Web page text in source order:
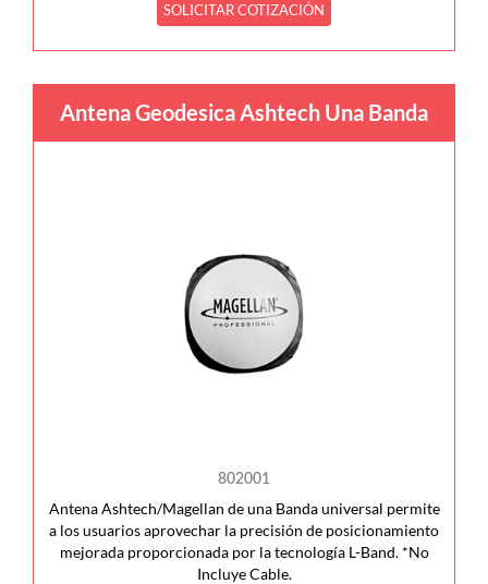
SOLICITAR COTIZACIÓN
Antena Geodesica Ashtech Una Banda
802001
Antena Ashtech/Magellan de una Banda universal permite
a los usuarios aprovechar la precisión de posicionamiento
mejorada proporcionada por la tecnología L-Band. *No
Incluye Cable.